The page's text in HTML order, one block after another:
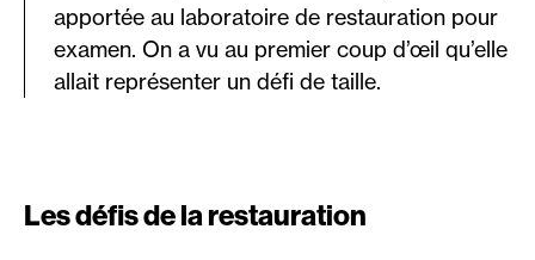
apportée au laboratoire de restauration pour
examen. On a vu au premier coup d’œil qu’elle
allait représenter un défi de taille.
Les défis de la restauration